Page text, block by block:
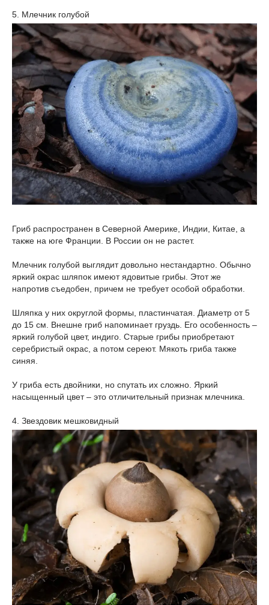
5. Млечник голубой
Гриб распространен в Северной Америке, Индии, Китае, а
также на юге Франции. В России он не растет.
Млечник голубой выглядит довольно нестандартно. Обычно
яркий окрас шляпок имеют ядовитые грибы. Этот же
напротив съедобен, причем не требует особой обработки.
Шляпка у них округлой формы, пластинчатая. Диаметр от 5
до 15 см. Внешне гриб напоминает груздь. Его особенность –
яркий голубой цвет, индиго. Старые грибы приобретают
серебристый окрас, а потом сереют. Мякоть гриба также
синяя.
У гриба есть двойники, но спутать их сложно. Яркий
насыщенный цвет – это отличительный признак млечника.
4. Звездовик мешковидный